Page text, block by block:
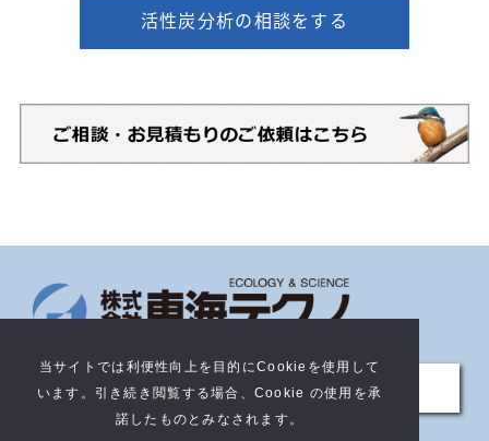
当サイトでは利便性向上を目的にCookieを使用して
います。引き続き閲覧する場合、Cookie の使用を承
諾したものとみなされます。
活性炭分析の相談をする
サイトについて